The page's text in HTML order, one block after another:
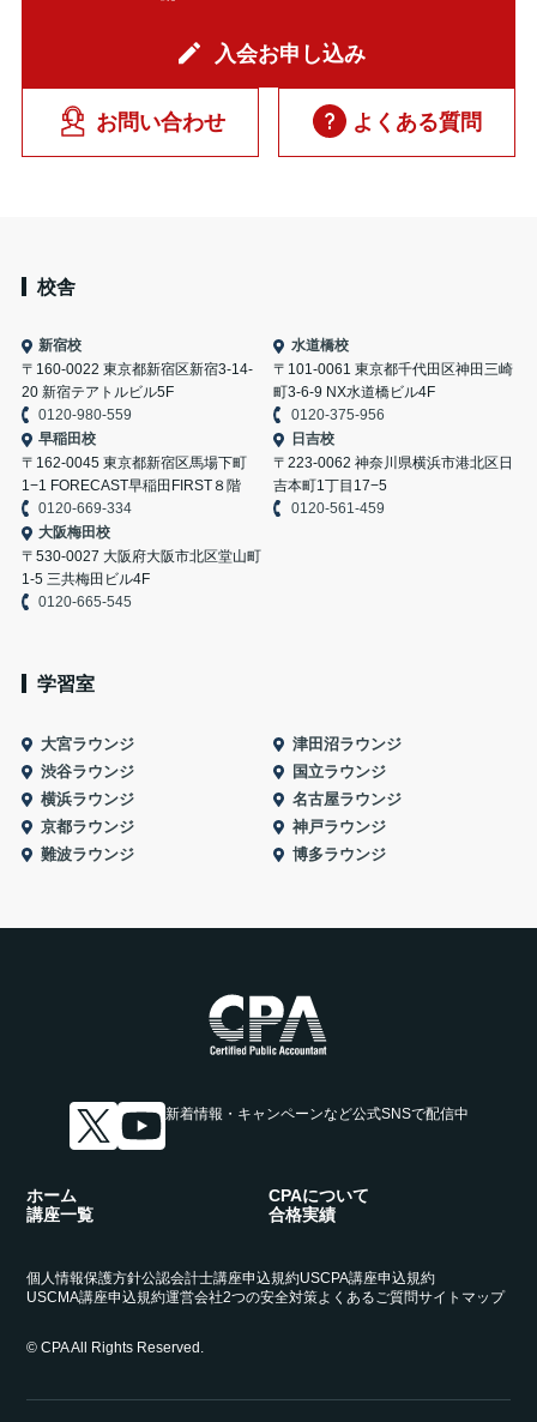
入会お申し込み
お問い合わせ よくある質問
校舎
新宿校
〒160-0022 東京都新宿区新宿3-14-
20 新宿テアトルビル5F
0120-980-559
水道橋校
〒101-0061 東京都千代田区神田三崎
町3-6-9 NX水道橋ビル4F
0120-375-956
早稲田校
〒162-0045 東京都新宿区馬場下町
1−1 FORECAST早稲田FIRST８階
0120-669-334
日吉校
〒223-0062 神奈川県横浜市港北区日
吉本町1丁目17−5
0120-561-459
大阪梅田校
〒530-0027 大阪府大阪市北区堂山町
1-5 三共梅田ビル4F
0120-665-545
学習室
大宮ラウンジ
津田沼ラウンジ
渋谷ラウンジ
国立ラウンジ
横浜ラウンジ
名古屋ラウンジ
京都ラウンジ
神戸ラウンジ
難波ラウンジ
博多ラウンジ
新着情報・キャンペーンなど公式SNSで配信中
ホーム
CPAについて
講座一覧
合格実績
個人情報保護方針公認会計士講座申込規約USCPA講座申込規約
USCMA講座申込規約運営会社2つの安全対策よくあるご質問サイトマップ
© CPA All Rights Reserved.